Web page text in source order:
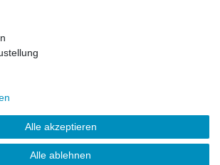
2026 | Alle Rechte vorbehalten.
Alle akzeptieren
Alle ablehnen